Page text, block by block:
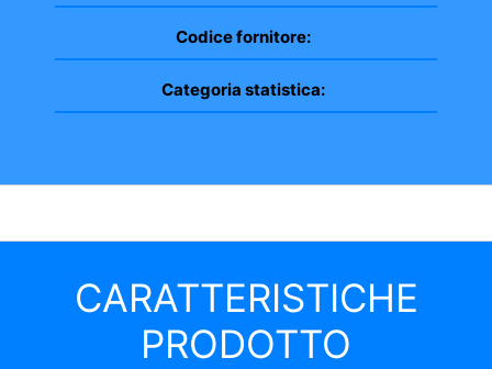
Codice fornitore:
Categoria statistica:
CARATTERISTICHE
PRODOTTO